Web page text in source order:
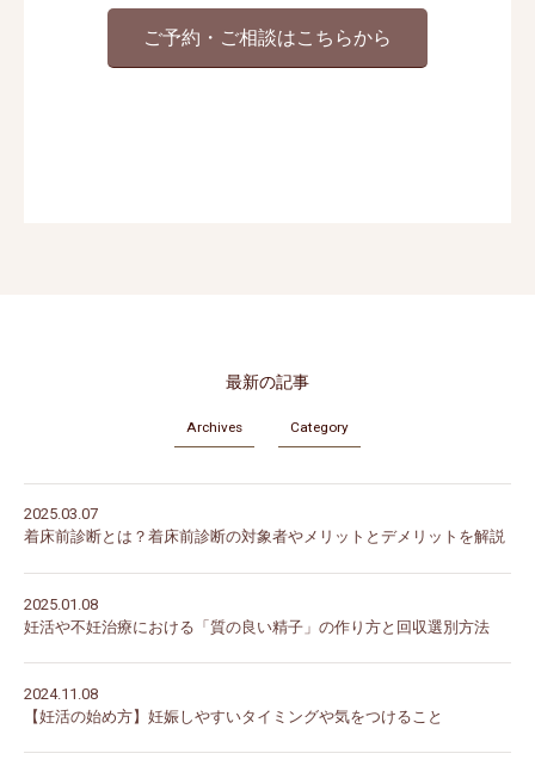
ご予約・ご相談はこちらから
最新の記事
Archives Category
2025.03.07
着床前診断とは？着床前診断の対象者やメリットとデメリットを解説
2025.01.08
妊活や不妊治療における「質の良い精子」の作り方と回収選別方法
2024.11.08
【妊活の始め方】妊娠しやすいタイミングや気をつけること